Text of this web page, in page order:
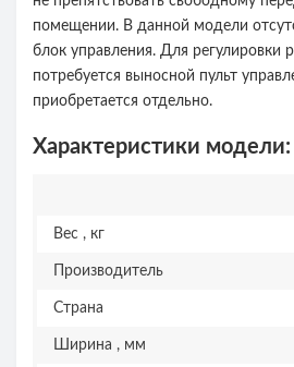
помещении. В данной модели
блок управления. Для регулировки
потребуется выносной пульт
приобретается отдельно.
Характеристики модели:
Вес , кг
Производитель
Страна
Ширина , мм